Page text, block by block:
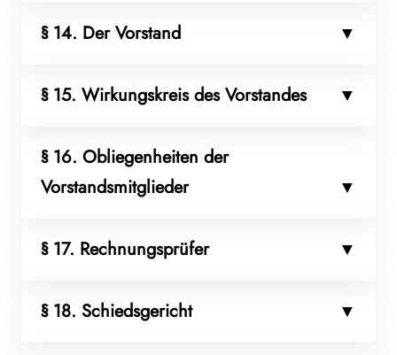
§ 14. Der Vorstand
§ 15. Wirkungskreis des Vorstandes
§ 16. Obliegenheiten der
Vorstandsmitglieder
§ 17. Rechnungsprüfer
§ 18. Schiedsgericht